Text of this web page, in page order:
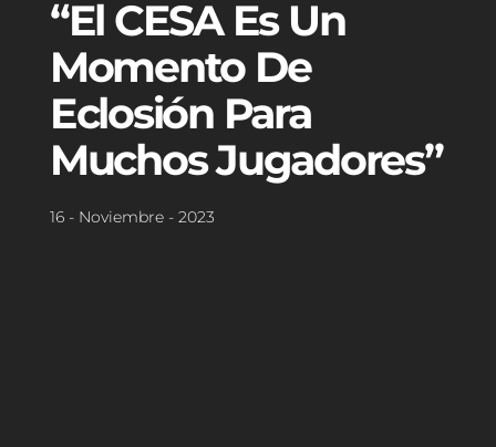
“El CESA Es Un
Momento De
Eclosión Para
Muchos Jugadores”
16 - Noviembre - 2023